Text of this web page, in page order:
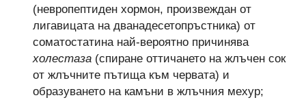
(невропептиден хормон, произвеждан от
лигавицата на дванадесетопръстника) от
соматостатина най-вероятно причинява
холестаза(спиране оттичането на жлъчен сок
от жлъчните пътища към червата) и
образуването на камъни в жлъчния мехур;